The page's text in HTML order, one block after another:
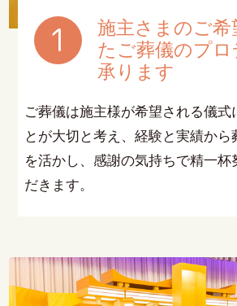
1
施主さまのご
たご葬儀のプ
承ります
ご葬儀は施主様が希望される儀式
とが大切と考え、経験と実績から
を活かし、感謝の気持ちで精一杯
だきます。